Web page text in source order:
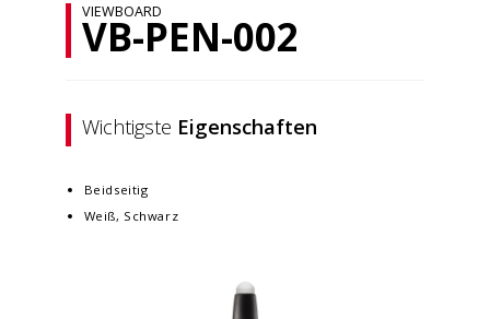
VIEWBOARD
VB-PEN-002
Wichtigste Eigenschaften
Beidseitig
Weiß, Schwarz